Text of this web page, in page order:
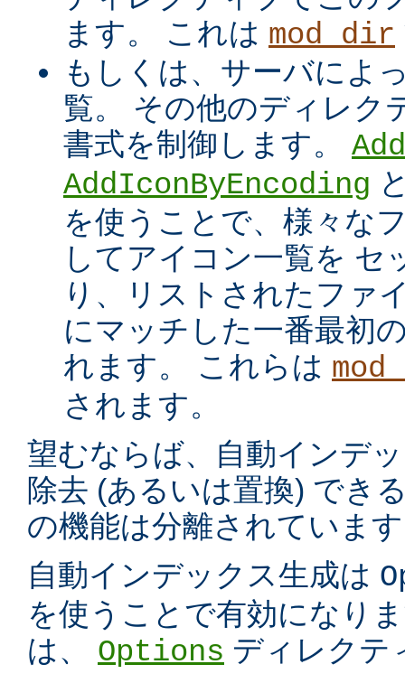
ます。 これは mod_dir
もしくは、サーバによ
覧。 その他のディレク
書式を制御します。
AddIconByEncoding
を使うことで、様々な
してアイコン一覧を セ
り、リストされたファ
にマッチした一番最初
れます。 これらは
されます。
望むならば、自動インデ
除去 (あるいは置換) でき
の機能は分離されていま
自動インデックス生成は
を使うことで有効になり
は、 Options ディレクテ